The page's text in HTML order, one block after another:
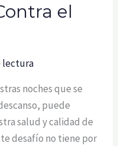
el
lectura
noches que se
puede
salud y calidad de
desafío no tiene por